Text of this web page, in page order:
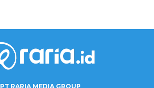
PT RARIA MEDIA GROUP